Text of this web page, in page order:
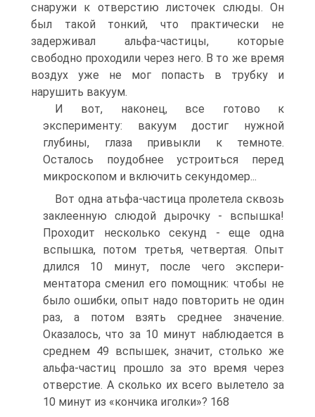
снаружи к отверстию листочек слюды. Он
был такой тонкий, что практически не
задерживал альфа-частицы, которые
свободно проходили через него. В то же время
воздух уже не мог попасть в трубку и
нарушить вакуум.
И вот, наконец, все готово к
эксперименту: вакуум достиг нужной
глубины, глаза привыкли к темноте.
Осталось поудобнее устроиться перед
микроскопом и включить секундомер...
Вот одна атьфа-частица пролетела сквозь
заклеенную слюдой дырочку - вспышка!
Проходит несколько секунд - еще одна
вспышка, потом третья, четвертая. Опыт
длился 10 минут, после чего экспери-
ментатора сменил его помощник: чтобы не
было ошибки, опыт надо повторить не один
раз, а потом взять среднее значение.
Оказалось, что за 10 минут наблюдается в
среднем 49 вспышек, значит, столько же
альфа-частиц прошло за это время через
отверстие. А сколько их всего вылетело за
10 минут из «кончика иголки»? 168